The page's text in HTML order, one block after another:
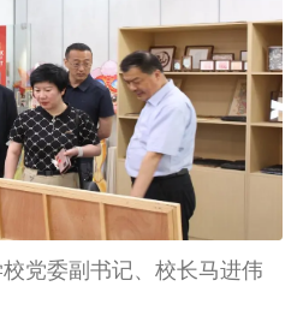
党委副书记、校长马进伟